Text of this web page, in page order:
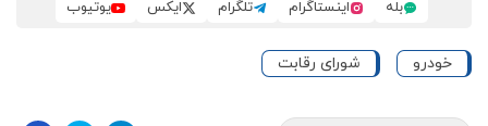
بله اینستاگرام تلگرام ایکس یوتیوب
خودرو شورای رقابت